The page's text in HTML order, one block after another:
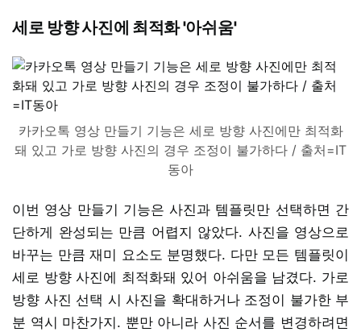
세로 방향 사진에 최적화 '아쉬움'
카카오톡 영상 만들기 기능은 세로 방향 사진에만 최적화
돼 있고 가로 방향 사진의 경우 조정이 불가하다 / 출처=IT
동아
이번 영상 만들기 기능은 사진과 템플릿만 선택하면 간
단하게 완성되는 만큼 어렵지 않았다. 사진을 영상으로
바꾸는 만큼 재미 요소도 분명했다. 다만 모든 템플릿이
세로 방향 사진에 최적화돼 있어 아쉬움을 남겼다. 가로
방향 사진 선택 시 사진을 확대하거나 조정이 불가한 부
분 역시 마찬가지. 뿐만 아니라 사진 순서를 변경하려면